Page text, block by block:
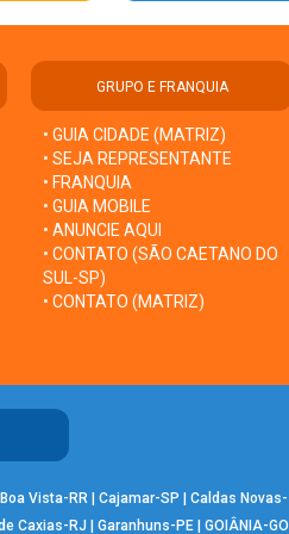
GRUPO E FRANQUIA
• GUIA CIDADE (MATRIZ)
• SEJA REPRESENTANTE
• FRANQUIA
• GUIA MOBILE
• ANUNCIE AQUI
• CONTATO (SÃO CAETANO DO
SUL-SP)
• CONTATO (MATRIZ)
Boa Vista-RR | Cajamar-SP | Caldas Novas-
Caxias-RJ | Garanhuns-PE | GOIÂNIA-GO